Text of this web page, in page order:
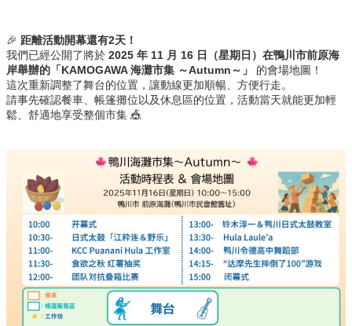
🎉 距離活動開幕還有2天！
我們已經公開了將於 2025 年 11 月 16 日（星期日）在鴨川市前原海
岸舉辦的「KAMOGAWA 海灘市集 ～Autumn～」
的會場地圖！
這次重新調整了舞台的位置，讓動線更加順暢、方便行走。
請事先確認餐車、帳篷攤位以及休息區的位置，活動當天就能更加輕
鬆、舒適地享受整個市集 🎪